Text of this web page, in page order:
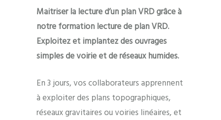
Maitriser la lecture d’un plan VRD grâce à
notre formation lecture de plan VRD.
Exploitez et implantez des ouvrages
simples de voirie et de réseaux humides.
En 3 jours, vos collaborateurs apprennent
à exploiter des plans topographiques,
réseaux gravitaires ou voiries linéaires, et